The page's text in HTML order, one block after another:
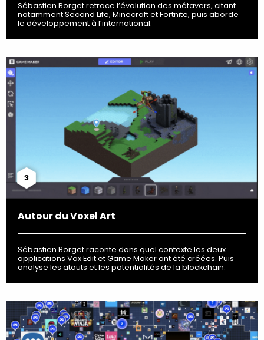
Sébastien Borget retrace l’évolution des métavers, citant
notamment Second Life, Minecraft et Fortnite, puis aborde
le développement à l’international.
3
Autour du Voxel Art
Sébastien Borget raconte dans quel contexte les deux
applications Vox Edit et Game Maker ont été créées. Puis
analyse les atouts et les potentialités de la blockchain.